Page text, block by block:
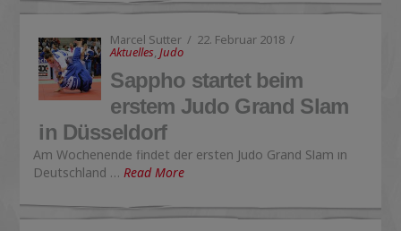
Marcel Sutter 22. Februar 2018
Aktuelles,Judo
Sappho startet beim
erstem Judo Grand Slam
in Düsseldorf
Am Wochenende findet der ersten Judo Grand Slam in
Deutschland …Read More